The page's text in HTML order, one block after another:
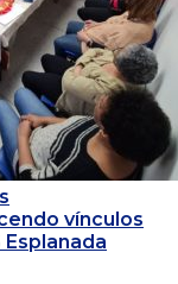
vínculos